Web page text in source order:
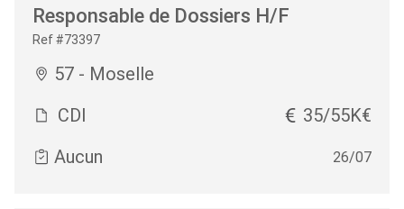
Responsable de Dossiers H/F
Ref #73397
57 - Moselle
CDI
35/55K€
Aucun
26/07